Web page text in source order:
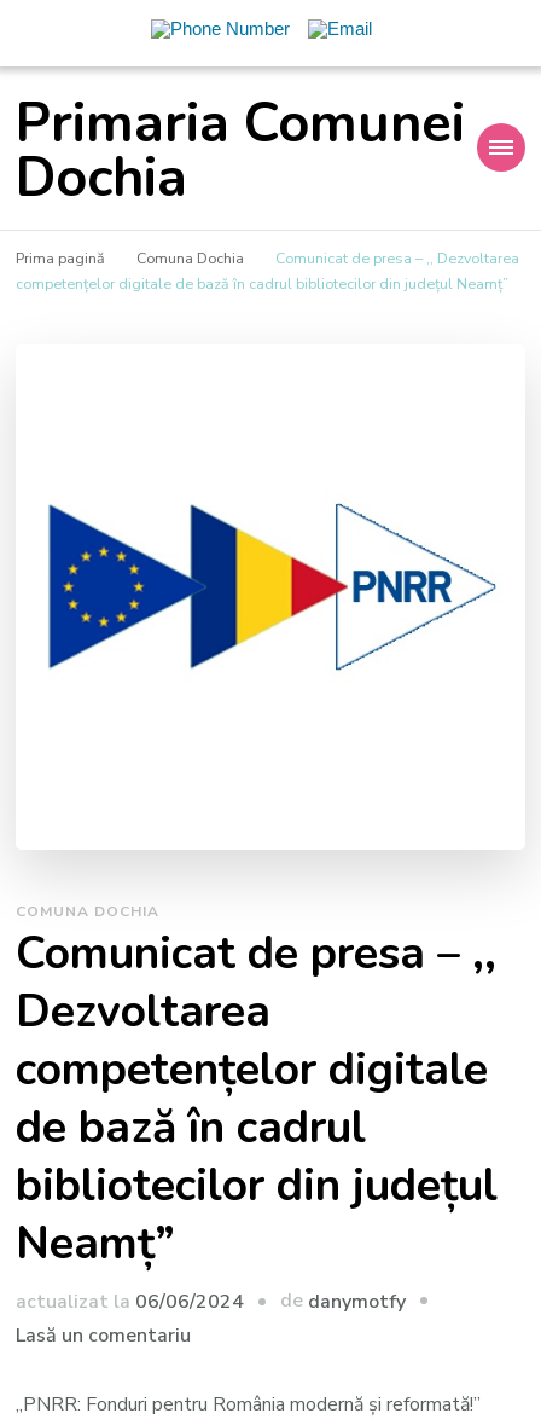
Primaria Comunei
Dochia
Prima pagină Comuna Dochia
Comunicat de presa – ,, Dezvoltarea
competențelor digitale de bază în cadrul bibliotecilor din județul Neamț”
COMUNA DOCHIA
Comunicat de presa – ,,
Dezvoltarea
competențelor digitale
de bază în cadrul
bibliotecilor din județul
Neamț”
actualizat la 06/06/2024 de danymotfy
Lasă un comentariu
de
„PNRR: Fonduri pentru România modernă și reformată!”